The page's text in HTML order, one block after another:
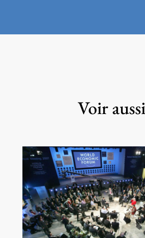
Voir aussi